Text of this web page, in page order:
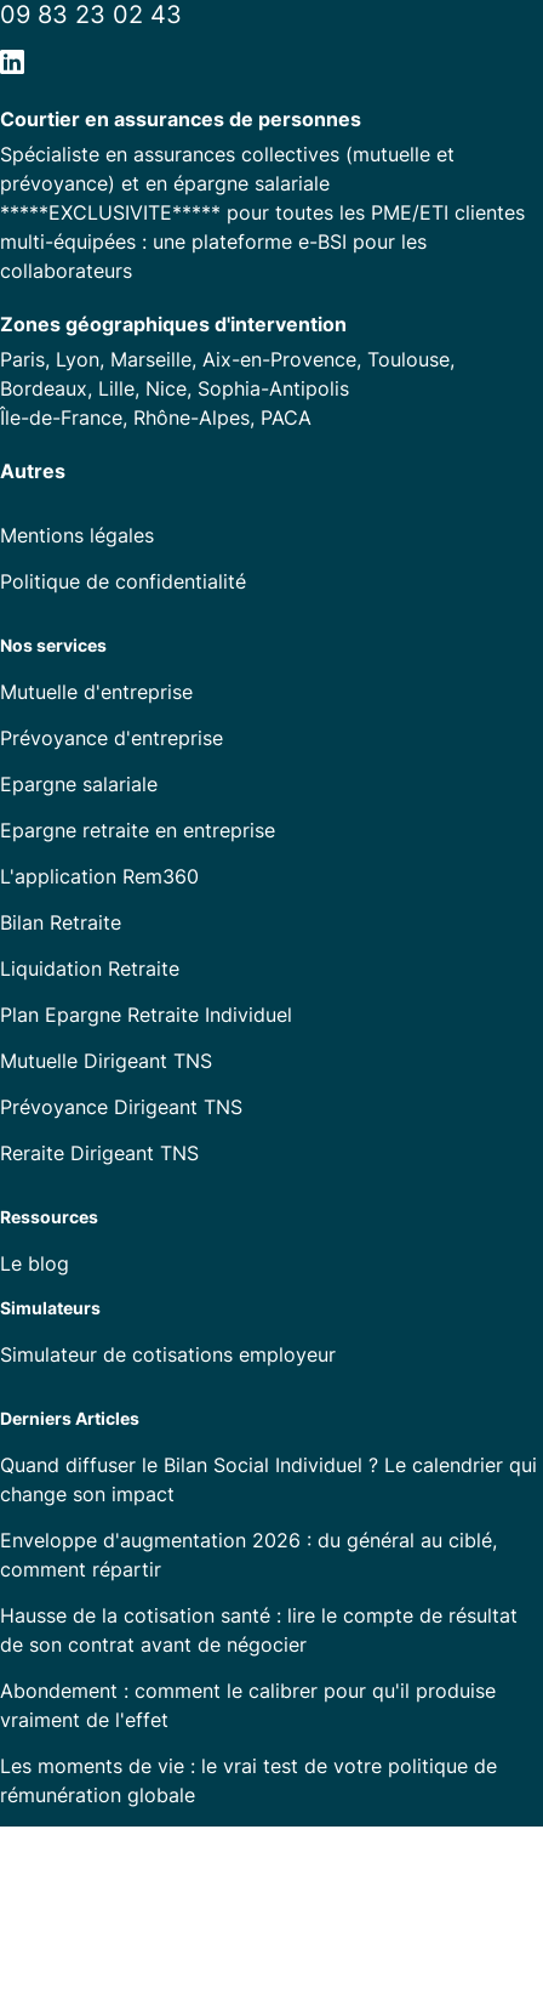
09 83 23 02 43
Courtier en assurances de personnes
Spécialiste en assurances collectives (mutuelle et
prévoyance) et en épargne salariale
*****EXCLUSIVITE***** pour toutes les PME/ETI clientes
multi-équipées : une plateforme e-BSI pour les
collaborateurs
Zones géographiques d'intervention
Paris, Lyon, Marseille, Aix-en-Provence, Toulouse,
Bordeaux, Lille, Nice, Sophia-Antipolis
Île-de-France, Rhône-Alpes, PACA
Autres
Mentions légales
Politique de confidentialité
Nos services
Mutuelle d'entreprise
Prévoyance d'entreprise
Epargne salariale
Epargne retraite en entreprise
L'application Rem360
Bilan Retraite
Liquidation Retraite
Plan Epargne Retraite Individuel
Mutuelle Dirigeant TNS
Prévoyance Dirigeant TNS
Reraite Dirigeant TNS
Ressources
Le blog
Simulateurs
Simulateur de cotisations employeur
Derniers Articles
Quand diffuser le Bilan Social Individuel ? Le calendrier qui
change son impact
Enveloppe d'augmentation 2026 : du général au ciblé,
comment répartir
Hausse de la cotisation santé : lire le compte de résultat
de son contrat avant de négocier
Abondement : comment le calibrer pour qu'il produise
vraiment de l'effet
Les moments de vie : le vrai test de votre politique de
rémunération globale